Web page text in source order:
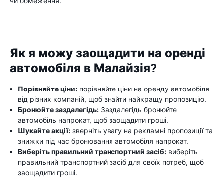
Як я можу заощадити на оренді
автомобіля в Малайзія?
Порівняйте ціни: порівняйте ціни на оренду автомобіля
від різних компаній, щоб знайти найкращу пропозицію.
Бронюйте заздалегідь: Заздалегідь бронюйте
автомобіль напрокат, щоб заощадити гроші.
Шукайте акції: зверніть увагу на рекламні пропозиції та
знижки під час бронювання автомобіля напрокат.
Виберіть правильний транспортний засіб: виберіть
правильний транспортний засіб для своїх потреб, щоб
заощадити гроші.